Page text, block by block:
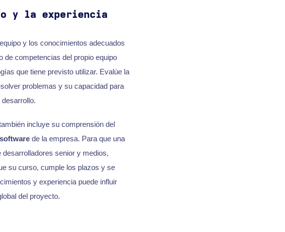
y la experiencia
y los conocimientos adecuados
de competencias del propio equipo
que tiene previsto utilizar. Evalúe la
problemas y su capacidad para
incluye su comprensión del
de la empresa. Para que una
senior y medios,
su curso, cumple los plazos y se
y experiencia puede influir
del proyecto.